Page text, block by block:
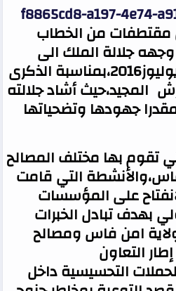
مقتطفات من الخطاب
جلالة الملك الى
شعبه الوفي يوم 30 يوليوز2016،بمناسبة الذكرى
المجيد،حيث أشاد جلالته
جهودها وتضحياتها
تقوم بها مختلف المصالح
التي قامت
على المؤسسات
بهدف تبادل الخبرات
امن فاس ومصالح
التعاون
التحسيسية داخل